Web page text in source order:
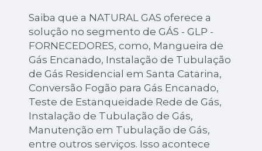
Saiba que a NATURAL GAS oferece a
solução no segmento de GÁS - GLP -
FORNECEDORES, como, Mangueira de
Gás Encanado, Instalação de Tubulação
de Gás Residencial em Santa Catarina,
Conversão Fogão para Gás Encanado,
Teste de Estanqueidade Rede de Gás,
Instalação de Tubulação de Gás,
Manutenção em Tubulação de Gás,
entre outros serviços. Isso acontece